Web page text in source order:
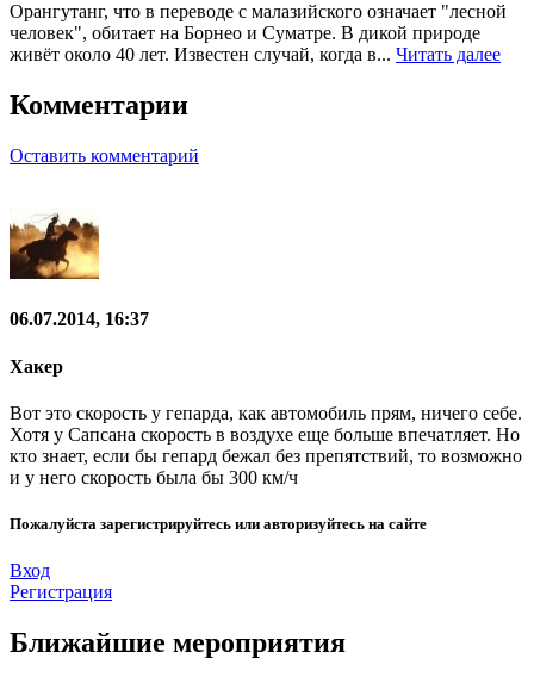
Орангутанг, что в переводе с малазийского означает "лесной
человек", обитает на Борнео и Суматре. В дикой природе
живёт около 40 лет. Известен случай, когда в... Читать далее
Комментарии
Оставить комментарий
06.07.2014, 16:37
Хакер
Вот это скорость у гепарда, как автомобиль прям, ничего себе.
Хотя у Сапсана скорость в воздухе еще больше впечатляет. Но
кто знает, если бы гепард бежал без препятствий, то возможно
и у него скорость была бы 300 км/ч
Пожалуйста зарегистрируйтесь или авторизуйтесь на сайте
Вход
Регистрация
Ближайшие мероприятия